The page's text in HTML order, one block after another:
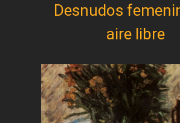
Desnudos
aire libre